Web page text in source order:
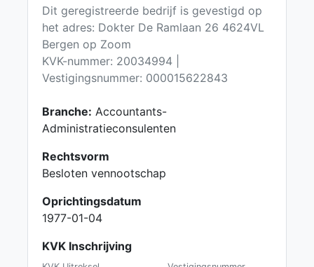
Dit geregistreerde bedrijf is gevestigd op
het adres: Dokter De Ramlaan 26 4624VL
Bergen op Zoom
KVK-nummer: 20034994 |
Vestigingsnummer: 000015622843
Branche: Accountants-
Administratieconsulenten
Rechtsvorm
Besloten vennootschap
Oprichtingsdatum
1977-01-04
KVK Inschrijving